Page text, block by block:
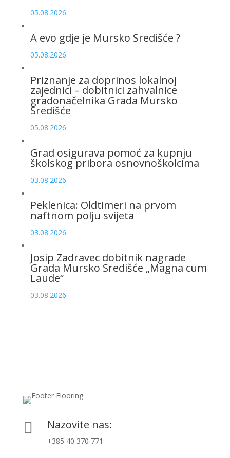
05.08.2026.
A evo gdje je Mursko Središće ?
05.08.2026.
Priznanje za doprinos lokalnoj
zajednici – dobitnici zahvalnice
gradonačelnika Grada Mursko
Središće
05.08.2026.
Grad osigurava pomoć za kupnju
školskog pribora osnovnoškolcima
03.08.2026.
Peklenica: Oldtimeri na prvom
naftnom polju svijeta
03.08.2026.
Josip Zadravec dobitnik nagrade
Grada Mursko Središće „Magna cum
Laude“
03.08.2026.
 Nazovite nas:
+385 40 370 771